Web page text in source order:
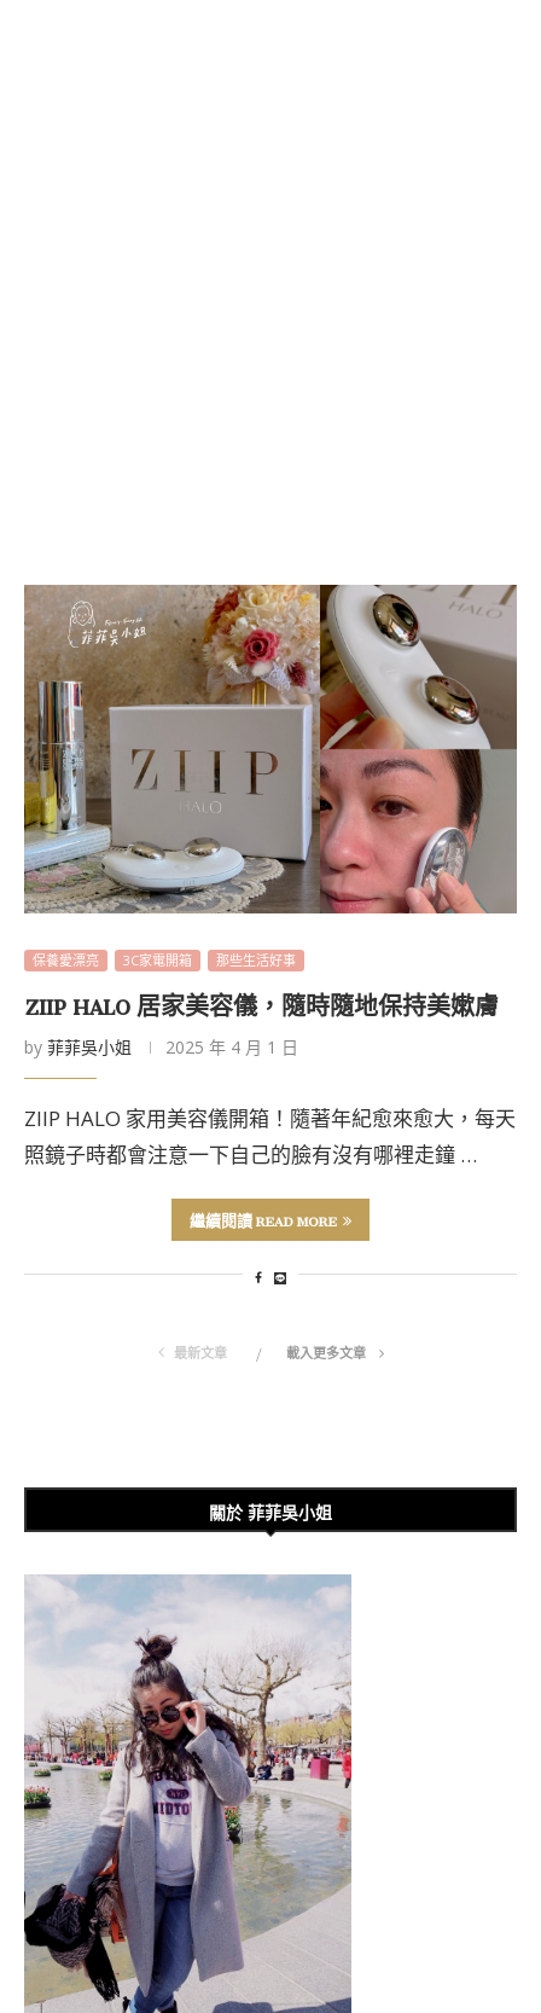
保養愛漂亮 3C家電開箱 那些生活好事
ZIIP HALO 居家美容儀，隨時隨地保持美嫰膚
by 菲菲吳小姐 2025 年 4 月 1 日
ZIIP HALO 家用美容儀開箱！隨著年紀愈來愈大，每天
照鏡子時都會注意一下自己的臉有沒有哪裡走鐘 …
繼續閱讀 READ MORE
最新文章 載入更多文章
關於 菲菲吳小姐